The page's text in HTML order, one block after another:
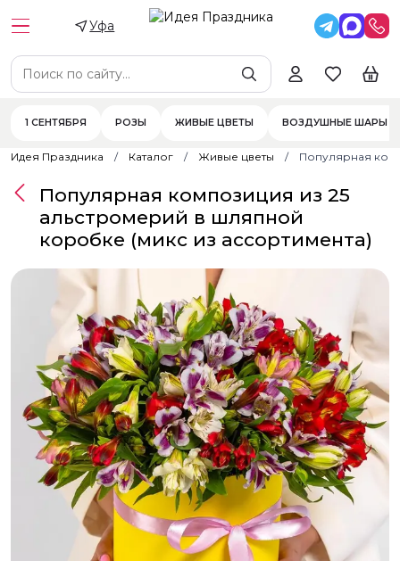
Уфа
1 СЕНТЯБРЯ РОЗЫ ЖИВЫЕ ЦВЕТЫ ВОЗДУШНЫЕ ШАРЫ
Идея Праздника Каталог Живые цветы Популярная
Популярная композиция из 25
альстромерий в шляпной
коробке (микс из ассортимента)